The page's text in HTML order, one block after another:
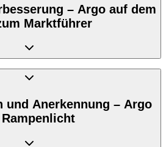
– Argo auf dem
Marktführer
polnischen Markt einen Namen
Millionen Lollipops, hat das
Ziele gesetzt und diese auch erreicht.
und China erhältlich. Dieser Erfolg
und Anerkennung – Argo